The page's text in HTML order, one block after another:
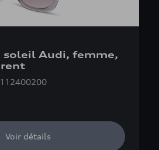
soleil Audi, femme,
Voir détails